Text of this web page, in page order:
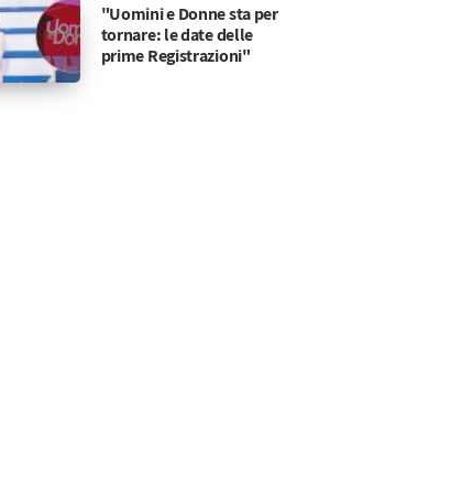
"Uomini e Donne sta per
tornare: le date delle
prime Registrazioni"